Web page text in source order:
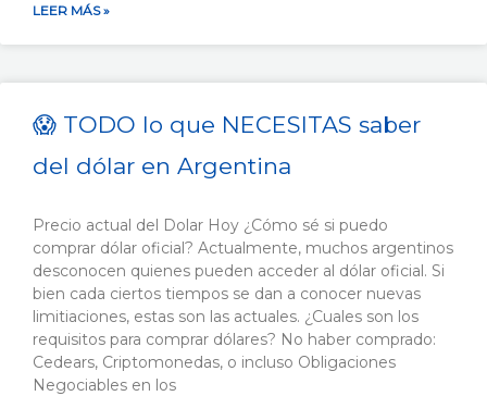
LEER MÁS »
😱 TODO lo que NECESITAS saber
del dólar en Argentina
Precio actual del Dolar Hoy ¿Cómo sé si puedo
comprar dólar oficial? Actualmente, muchos argentinos
desconocen quienes pueden acceder al dólar oficial. Si
bien cada ciertos tiempos se dan a conocer nuevas
limitiaciones, estas son las actuales. ¿Cuales son los
requisitos para comprar dólares? No haber comprado:
Cedears, Criptomonedas, o incluso Obligaciones
Negociables en los